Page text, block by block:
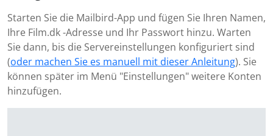
Starten Sie die Mailbird-App und fügen Sie Ihren Namen,
Ihre Film.dk -Adresse und Ihr Passwort hinzu. Warten
Sie dann, bis die Servereinstellungen konfiguriert sind
(oder machen Sie es manuell mit dieser Anleitung). Sie
können später im Menü "Einstellungen" weitere Konten
hinzufügen.